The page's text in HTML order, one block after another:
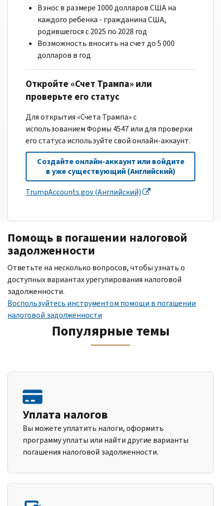
Взнос в размере 1000 долларов США на
каждого ребенка - гражданина США,
родившегося с 2025 по 2028 год
Возможность вносить на счет до 5 000
долларов в год
Откройте «Счет Трампа» или
проверьте его статус
Для открытия «Счета Трампа» с
использованием Формы 4547 или для проверки
его статуса используйте свой онлайн-аккаунт.
Создайте онлайн-аккаунт или войдите
в уже существующий (Английский)
TrumpAccounts.gov (Английский)
Помощь в погашении налоговой
задолженности
Ответьте на несколько вопросов, чтобы узнать о
доступных вариантах урегулирования налоговой
задолженности.
Воспользуйтесь инструментом помощи в погашении
налоговой задолженности
Популярные темы
Уплата налогов
Вы можете уплатить налоги, оформить
программу уплаты или найти другие варианты
погашения налоговой задолженности.